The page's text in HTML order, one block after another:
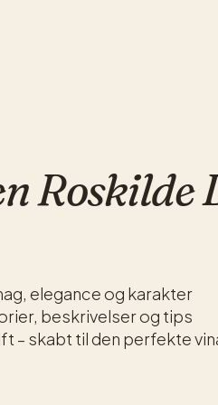
Roskilde
elegance og karakter
beskrivelser og tips
– skabt til den perfekte